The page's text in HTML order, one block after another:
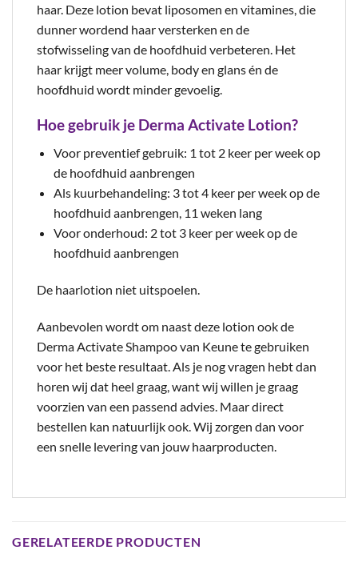
haar. Deze lotion bevat liposomen en vitamines, die
dunner wordend haar versterken en de
stofwisseling van de hoofdhuid verbeteren. Het
haar krijgt meer volume, body en glans én de
hoofdhuid wordt minder gevoelig.
Hoe gebruik je Derma Activate Lotion?
Voor preventief gebruik: 1 tot 2 keer per week op
de hoofdhuid aanbrengen
Als kuurbehandeling: 3 tot 4 keer per week op de
hoofdhuid aanbrengen, 11 weken lang
Voor onderhoud: 2 tot 3 keer per week op de
hoofdhuid aanbrengen
De haarlotion niet uitspoelen.
Aanbevolen wordt om naast deze lotion ook de
Derma Activate Shampoo van Keune te gebruiken
voor het beste resultaat. Als je nog vragen hebt dan
horen wij dat heel graag, want wij willen je graag
voorzien van een passend advies. Maar direct
bestellen kan natuurlijk ook. Wij zorgen dan voor
een snelle levering van jouw haarproducten.
GERELATEERDE PRODUCTEN